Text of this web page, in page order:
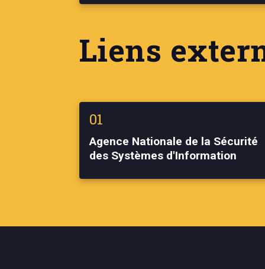
Liens
01
Agence Nationale de la Sécurité
des Systèmes d'Information